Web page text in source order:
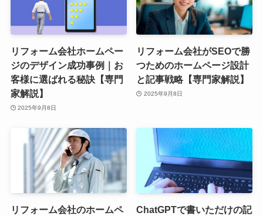
リフォーム会社ホームペー
ジのデザイン成功事例｜お
客様に選ばれる秘訣【専門
家解説】
2025年9月8日
リフォーム会社がSEOで勝
つためのホームページ設計
と記事戦略【専門家解説】
2025年9月8日
リフォーム会社のホームペ
ChatGPTで書いただけの記